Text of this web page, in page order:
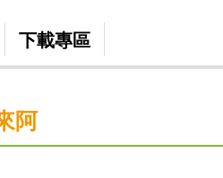
下載專區
阿